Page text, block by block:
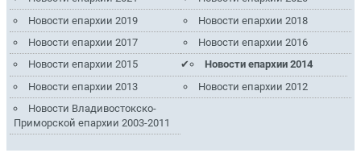
Новости епархии 2019
Новости епархии 2018
Новости епархии 2017
Новости епархии 2016
Новости епархии 2015
Новости епархии 2014
Новости епархии 2013
Новости епархии 2012
Новости Владивостокско-
Приморской епархии 2003-2011